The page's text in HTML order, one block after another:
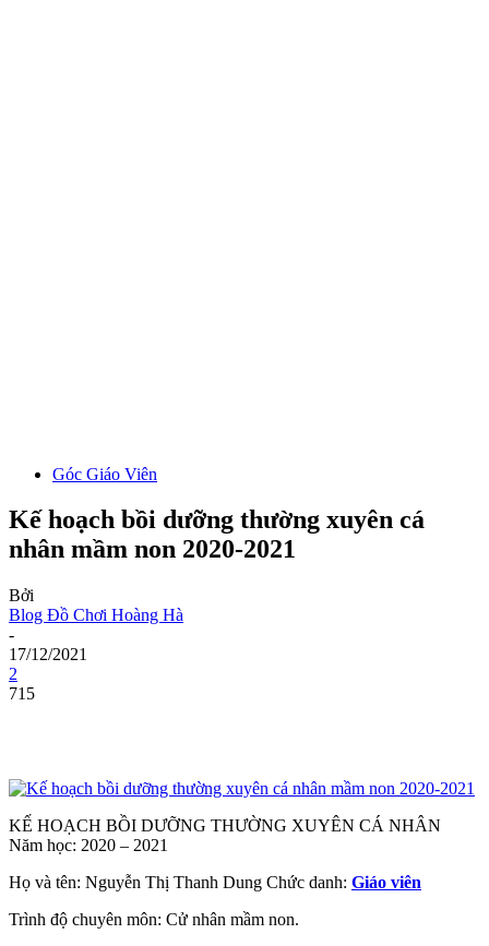
Góc Giáo Viên
Kế hoạch bồi dưỡng thường xuyên cá
nhân mầm non 2020-2021
Bởi
Blog Đồ Chơi Hoàng Hà
-
17/12/2021
2
715
KẾ HOẠCH BỒI DƯỠNG THƯỜNG XUYÊN CÁ NHÂN
Năm học: 2020 – 2021
Họ và tên: Nguyễn Thị Thanh Dung Chức danh: Giáo viên
Trình độ chuyên môn: Cử nhân mầm non.